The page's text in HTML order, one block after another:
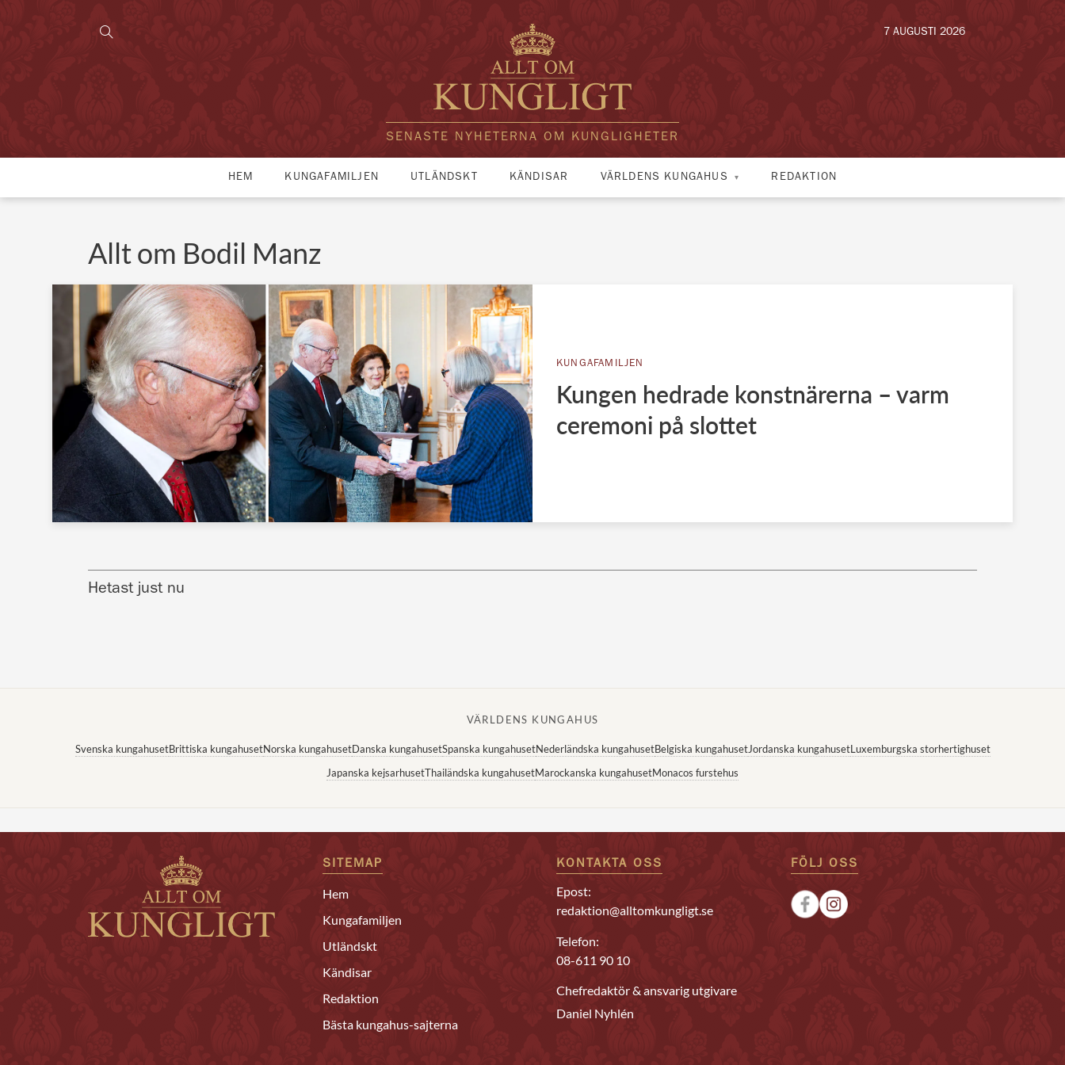
SENASTE NYHETERNA OM KUNGLIGHETER
7 AUGUSTI 2026
HEM KUNGAFAMILJEN UTLÄNDSKT KÄNDISAR VÄRLDENS KUNGAHUS REDAKTION
Allt om Bodil Manz
KUNGAFAMILJEN
Kungen hedrade konstnärerna – varm
ceremoni på slottet
Hetast just nu
VÄRLDENS KUNGAHUS
Svenska kungahusetBrittiska kungahusetNorska kungahusetDanska kungahusetSpanska kungahusetNederländska kungahusetBelgiska kungahusetJordanska kungahusetLuxemburgska storhertighuset
Japanska kejsarhusetThailändska kungahusetMarockanska kungahusetMonacos furstehus
SITEMAP
Hem
Kungafamiljen
Utländskt
Kändisar
Redaktion
Bästa kungahus-sajterna
KONTAKTA OSS
Epost:
redaktion@alltomkungligt.se
Telefon:
08-611 90 10
Chefredaktör & ansvarig utgivare
Daniel Nyhlén
FÖLJ OSS